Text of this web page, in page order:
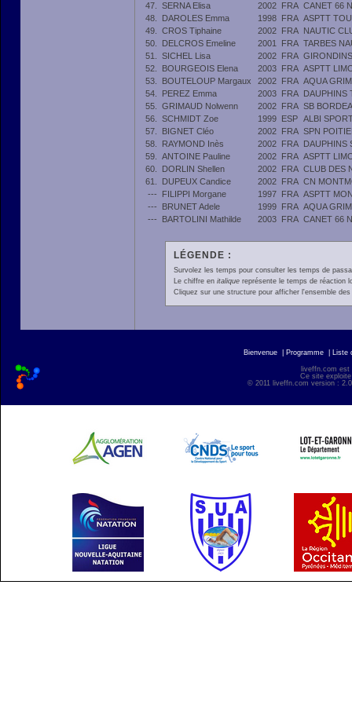
47.
SERNA Elisa 2002 FRA CANET 66
48.
DAROLES Emma 1998 FRA ASPTT
49.
CROS Tiphaine 2002 FRA NAUTIC
50.
DELCROS Emeline 2001 FRA TARBES
51.
SICHEL Lisa 2002 FRA
52.
BOURGEOIS Elena 2003 FRA ASPTT
53.
BOUTELOUP Margaux 2002 FRA AQUA
54.
PEREZ Emma 2003 FRA DAUPHINS
55.
GRIMAUD Nolwenn 2002 FRA SB
56.
SCHMIDT Zoe 1999 ESP ALBI
57.
BIGNET Cléo 2002 FRA SPN
58.
RAYMOND Inès 2002 FRA DAUPHINS
59.
ANTOINE Pauline 2002 FRA ASPTT
60.
DORLIN Shellen 2002 FRA CLUB DES
61.
DUPEUX Candice 2002 FRA CN
---
FILIPPI Morgane 1997 FRA ASPTT
---
BRUNET Adele 1999 FRA AQUA
---
BARTOLINI Mathilde 2003 FRA CANET 66
LÉGENDE :
Survolez les temps pour consulter les temps de
Le chiffre en italiquereprésente le temps de réaction
Cliquez sur une structure pour afficher l'ensemble
Bienvenue Programme Liste
liveffn.com est
Ce site
© 2011 liveffn.com version :